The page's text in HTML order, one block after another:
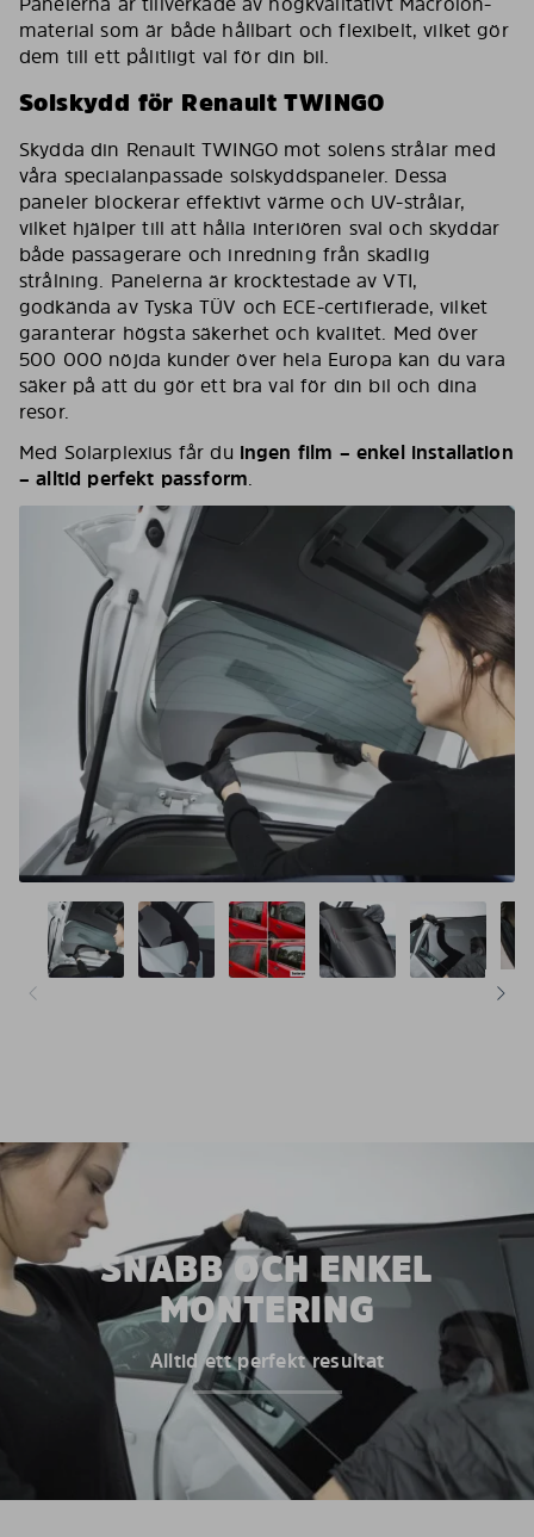
material som är både hållbart och flexibelt, vilket gör
dem till ett pålitligt val för din bil.
Solskydd för Renault TWINGO
Skydda din Renault TWINGO mot solens strålar med
våra specialanpassade solskyddspaneler. Dessa
paneler blockerar effektivt värme och UV-strålar,
vilket hjälper till att hålla interiören sval och skyddar
både passagerare och inredning från skadlig
strålning. Panelerna är krocktestade av VTI,
godkända av Tyska TÜV och ECE-certifierade, vilket
garanterar högsta säkerhet och kvalitet. Med över
500 000 nöjda kunder över hela Europa kan du vara
säker på att du gör ett bra val för din bil och dina
resor.
Med Solarplexius får du ingen film – enkel installation
– alltid perfekt passform.
SNABB OCH ENKEL
MONTERING
Alltid ett perfekt resultat